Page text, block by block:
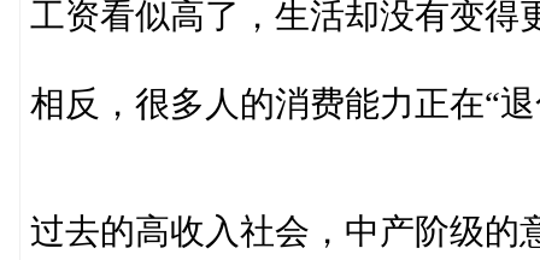
工资看似高了，生活却没有变得
相反，很多人的消费能力正在“
过去的高收入社会，中产阶级的